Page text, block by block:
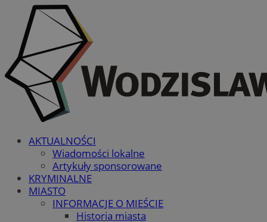
AKTUALNOŚCI
Wiadomości lokalne
Artykuły sponsorowane
KRYMINALNE
MIASTO
INFORMACJE O MIEŚCIE
Historia miasta